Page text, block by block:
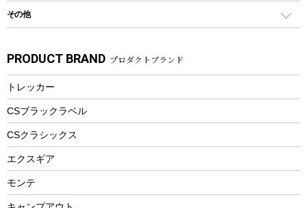
カトラリー
マグカップ、カップ
ステンレスボトル
フードボトル
トレー
ランチョンマット
ランチボックス
その他アウトドア雑貨
スプレー関係
ツール、他
パドル
ヘルメット
エアーポンプ
アクセサリー
シティサイクル
自転車ウェア
ラッシュガード
パラソル
フローティングベスト
ヘルメット
エアーポンプ
ビーチテント
ウィンター
その他
湯たんぽ
防災用品
PRODUCT BRAND プロダクトブランド
トレッカー
CSブラックラベル
CSクラシックス
エクスギア
モンテ